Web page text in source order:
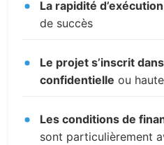
La rapidité d’exécution
de succès
Le projet s’inscrit
confidentielle ou
Les conditions de
sont particulièrement